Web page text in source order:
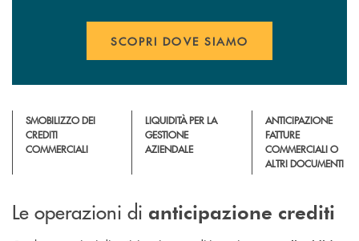
SCOPRI DOVE SIAMO
SMOBILIZZO DEI
CREDITI
COMMERCIALI
LIQUIDITÀ PER LA
GESTIONE
AZIENDALE
ANTICIPAZIONE
FATTURE
COMMERCIALI O
ALTRI DOCUMENTI
Le operazioni di anticipazione crediti